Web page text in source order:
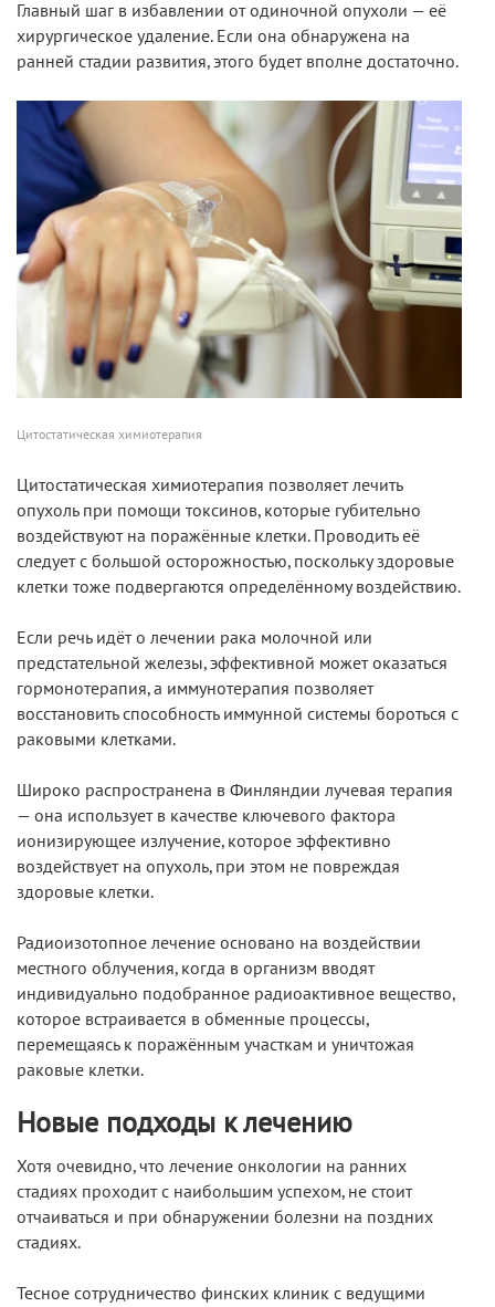
Главный шаг в избавлении от одиночной опухоли — её
хирургическое удаление. Если она обнаружена на
ранней стадии развития, этого будет вполне достаточно.
Цитостатическая химиотерапия
Цитостатическая химиотерапия позволяет лечить
опухоль при помощи токсинов, которые губительно
воздействуют на поражённые клетки. Проводить её
следует с большой осторожностью, поскольку здоровые
клетки тоже подвергаются определённому воздействию.
Если речь идёт о лечении рака молочной или
предстательной железы, эффективной может оказаться
гормонотерапия, а иммунотерапия позволяет
восстановить способность иммунной системы бороться с
раковыми клетками.
Широко распространена в Финляндии лучевая терапия
— она использует в качестве ключевого фактора
ионизирующее излучение, которое эффективно
воздействует на опухоль, при этом не повреждая
здоровые клетки.
Радиоизотопное лечение основано на воздействии
местного облучения, когда в организм вводят
индивидуально подобранное радиоактивное вещество,
которое встраивается в обменные процессы,
перемещаясь к поражённым участкам и уничтожая
раковые клетки.
Новые подходы к лечению
Хотя очевидно, что лечение онкологии на ранних
стадиях проходит с наибольшим успехом, не стоит
отчаиваться и при обнаружении болезни на поздних
стадиях.
Тесное сотрудничество финских клиник с ведущими